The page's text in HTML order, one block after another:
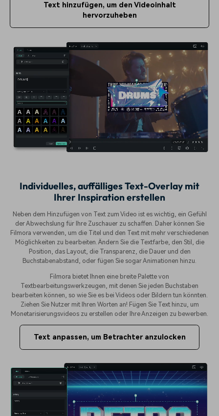
Text hinzufügen, um den Videoinhalt
hervorzuheben
Individuelles, auffälliges Text-Overlay mit
Ihrer Inspiration erstellen
Neben dem Hinzufügen von Text zum Video ist es wichtig, ein Gefühl
der Abwechslung für Ihre Zuschauer zu schaffen. Daher können Sie
Filmora verwenden, um die Titel und den Text mit mehr verschiedenen
Möglichkeiten zu bearbeiten. Ändern Sie die Textfarbe, den Stil, die
Position, das Layout, die Transparenz, die Dauer und den
Buchstabenabstand, oder fügen Sie sogar Animationen hinzu.
Filmora bietet Ihnen eine breite Palette von
Textbearbeitungswerkzeugen, mit denen Sie jeden Buchstaben
bearbeiten können, so wie Sie es bei Videos oder Bildern tun könnten.
Ziehen Sie Nutzer mit Ihren Worten an! Fügen Sie Text hinzu, um
Monetarisierungsvideos zu erstellen oder Ihre Anzeigen zu bewerben.
Text anpassen, um Betrachter anzulocken